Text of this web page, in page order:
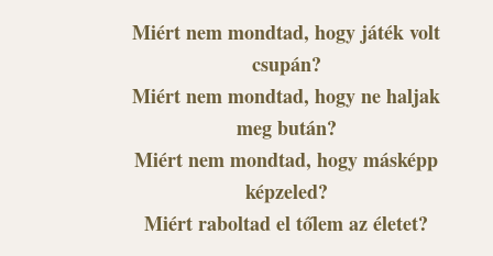
Miért nem mondtad, hogy játék volt
csupán?
Miért nem mondtad, hogy ne haljak
meg bután?
Miért nem mondtad, hogy másképp
képzeled?
Miért raboltad el tőlem az életet?